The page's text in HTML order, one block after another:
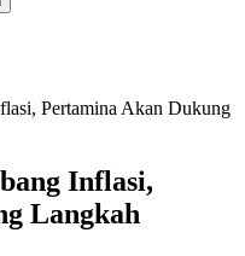
Pertamina Akan Dukung
Inflasi,
Langkah